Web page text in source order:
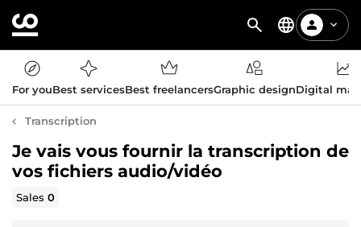
For youBest servicesBest freelancersGraphic designDigital
Transcription
Je vais vous fournir la transcription de
vos fichiers audio/vidéo
Sales0